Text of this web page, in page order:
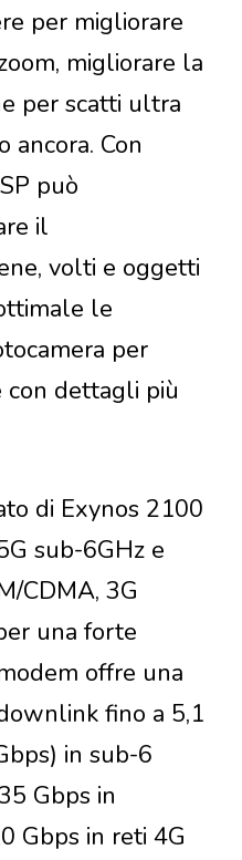
per migliorare
migliorare la
per scatti ultra
ancora. Con
può
il
volti e oggetti
le
per
con dettagli più
di Exynos 2100
sub-6GHz e
CDMA, 3G
una forte
offre una
fino a 5,1
in sub-6
Gbps in
Gbps in reti 4G